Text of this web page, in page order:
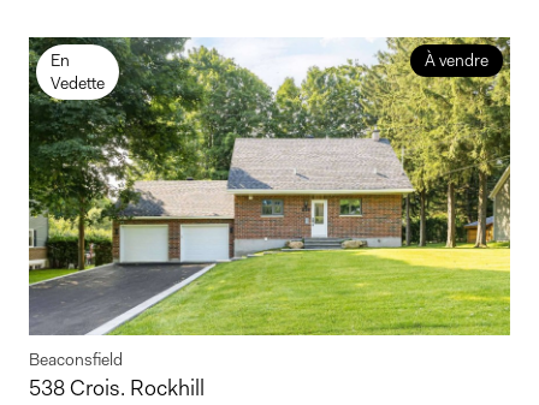
À vendre
En
Vedette
Beaconsfield
538 Crois. Rockhill